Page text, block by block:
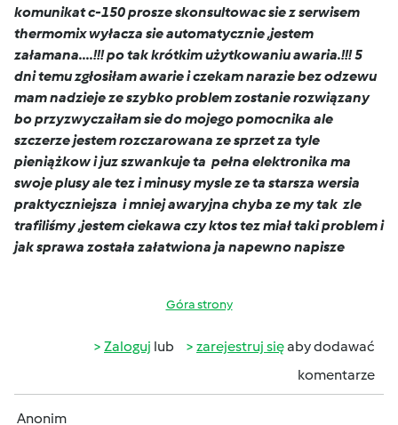
komunikat c-150 prosze skonsultowac sie z serwisem
thermomix wyłacza sie automatycznie ,jestem
załamana....!!! po tak krótkim użytkowaniu awaria.!!! 5
dni temu zgłosiłam awarie i czekam narazie bez odzewu
mam nadzieje ze szybko problem zostanie rozwiązany
bo przyzwyczaiłam sie do mojego pomocnika ale
szczerze jestem rozczarowana ze sprzet za tyle
pieniążkow i juz szwankuje ta pełna elektronika ma
swoje plusy ale tez i minusy mysle ze ta starsza wersia
praktyczniejsza i mniej awaryjna chyba ze my tak zle
trafiliśmy ,jestem ciekawa czy ktos tez miał taki problem i
jak sprawa została załatwiona ja napewno napisze
Góra strony
Zaloguj lub zarejestruj sięaby dodawać
komentarze
Anonim